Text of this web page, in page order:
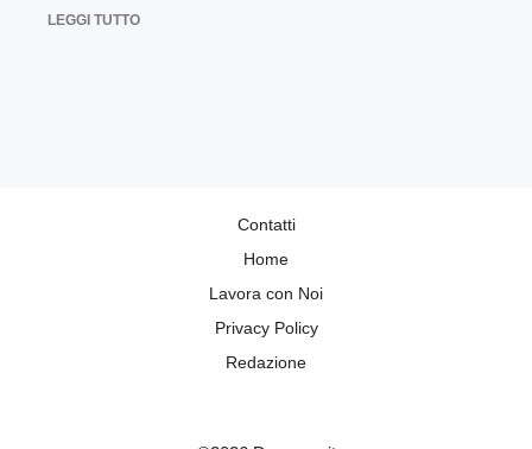
LEGGI TUTTO
Contatti
Home
Lavora con Noi
Privacy Policy
Redazione